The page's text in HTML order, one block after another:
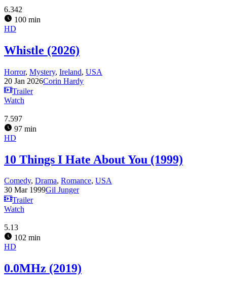
6.342
100 min
HD
Whistle (2026)
Horror, Mystery, Ireland, USA
20 Jan 2026Corin Hardy
Trailer
Watch
7.597
97 min
HD
10 Things I Hate About You (1999)
Comedy, Drama, Romance, USA
30 Mar 1999Gil Junger
Trailer
Watch
5.13
102 min
HD
0.0MHz (2019)